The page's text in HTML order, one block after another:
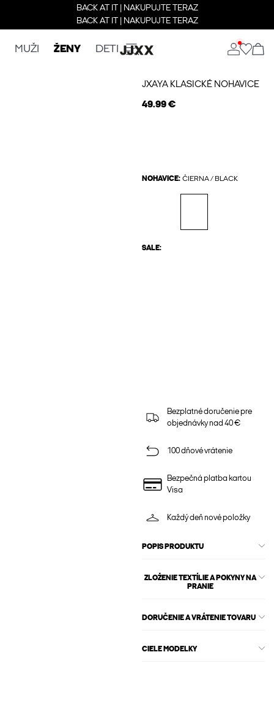
BACK AT IT | NAKUPUJTE TERAZ
BACK AT IT | NAKUPUJTE TERAZ
MUŽI ŽENY DETI
JXAYA KLASICKÉ NOHAVICE
49.99 €
NOHAVICE: ČIERNA / BLACK
SALE:
Bezplatné doručenie pre
objednávky nad 40 €
100 dňové vrátenie
Bezpečná platba kartou
Visa
Každý deň nové položky
POPIS PRODUKTU
ZLOŽENIE TEXTÍLIE A POKYNY NA
PRANIE
DORUČENIE A VRÁTENIE TOVARU
CIELE MODELKY